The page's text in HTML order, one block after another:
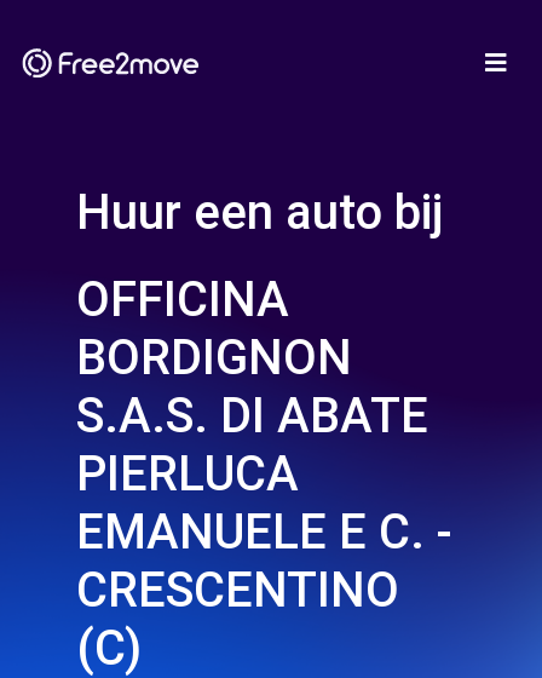
Huur een auto bij
OFFICINA
BORDIGNON
S.A.S. DI ABATE
PIERLUCA
EMANUELE E C. -
CRESCENTINO
(C)